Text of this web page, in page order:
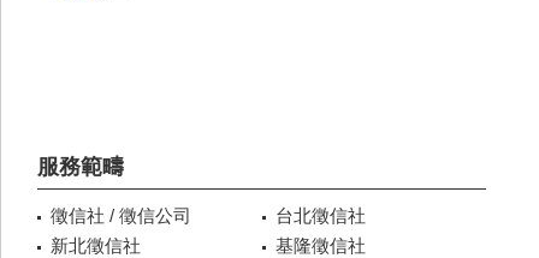
服務範疇
徵信社 / 徵信公司
台北徵信社
新北徵信社
基隆徵信社